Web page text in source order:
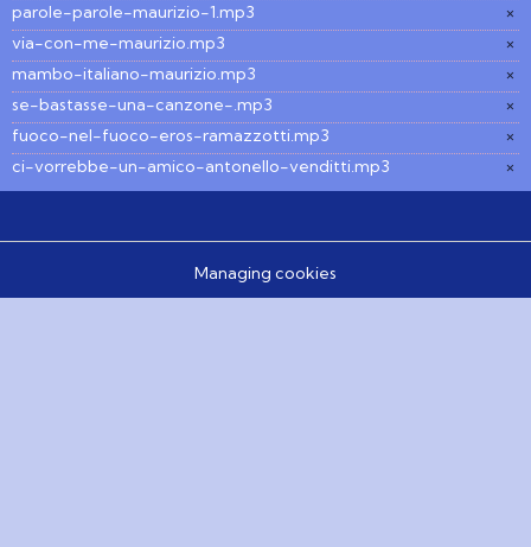
×
parole-parole-maurizio-1.mp3
×
via-con-me-maurizio.mp3
×
mambo-italiano-maurizio.mp3
×
se-bastasse-una-canzone-.mp3
×
fuoco-nel-fuoco-eros-ramazzotti.mp3
×
ci-vorrebbe-un-amico-antonello-venditti.mp3
Managing cookies